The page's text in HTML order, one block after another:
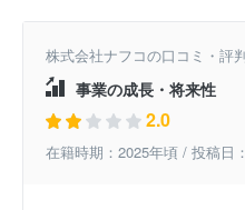
株式会社ナフコの口コミ・評
事業の成長・将来性
2.0
在籍時期：2025年頃 / 投稿日